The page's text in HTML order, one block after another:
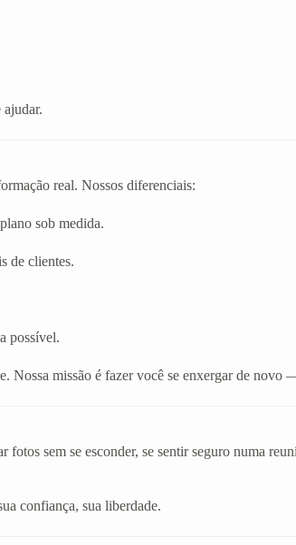
real. Nossos diferenciais:
sob medida.
de clientes.
possível.
Nossa missão é fazer você se enxergar de novo
sem se esconder, se sentir seguro numa
confiança, sua liberdade.